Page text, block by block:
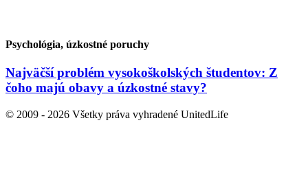
Psychológia, úzkostné poruchy
Najväčší problém vysokoškolských študentov: Z
čoho majú obavy a úzkostné stavy?
© 2009 - 2026 Všetky práva vyhradené UnitedLife